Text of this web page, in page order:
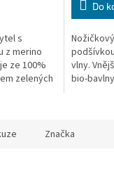
s
z merino
ze 100%
zelených
Do
vlny.
bio-
Značka